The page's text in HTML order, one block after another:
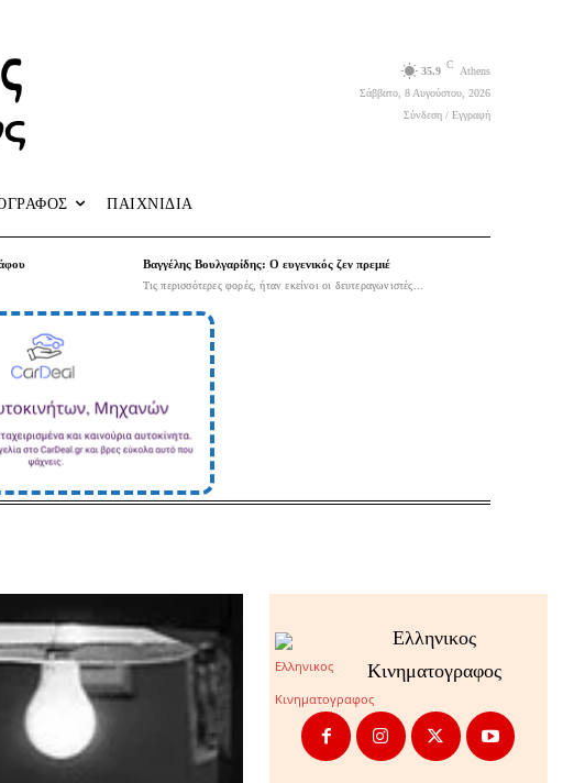
35.9
C
Athens
Σάββατο, 8 Αυγούστου, 2026
Σύνδεση / Εγγραφή
ΠΑΙΧΝΙΔΙΑ
Βαγγέλης Βουλγαρίδης: Ο ευγενικός ζεν πρεμιέ
Τις περισσότερες φορές, ήταν εκείνοι οι δευτεραγωνιστές...
Ελληνικος
Κινηματογραφος